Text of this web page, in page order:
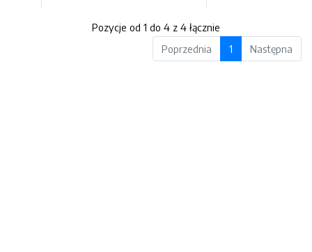
Pozycje od 1 do 4 z 4 łącznie
Poprzednia
1 Następna